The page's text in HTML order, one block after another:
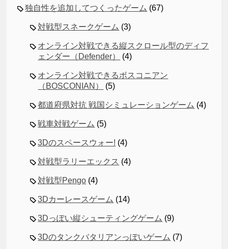
独自性を追加してつくったゲーム (67)
対戦型スネークゲーム (3)
オンライン対戦できる縦スクロール型のディフ
ェンダー（Defender）
(4)
オンライン対戦できるボスコニアン
（BOSCONIAN）
(5)
都道府県対抗 戦国シミュレーションゲーム (4)
戦車対戦ゲーム (5)
3Dのスペースウォー! (4)
対戦型ラリーエックス (4)
対戦型Pengo (4)
3Dカーレースゲーム (14)
3Dっぽい縦シューティングゲーム (9)
3Dのタンクバタリアンっぽいゲーム (7)